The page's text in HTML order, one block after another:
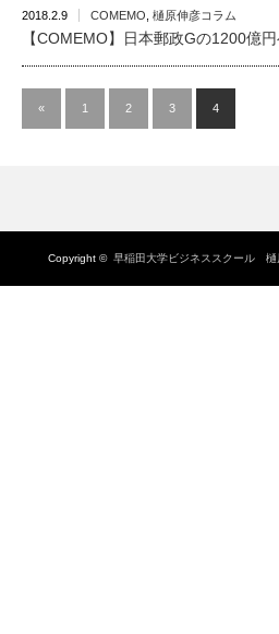
2018.2.9 COMEMO 樋原伸彦コラム
【COMEMO】日本郵政Gの1200億
« 1 2 3 4
Copyright © 早稲田大学ビジネススクール 樋